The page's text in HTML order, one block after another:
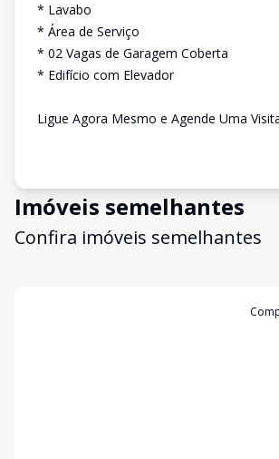
* Lavabo
* Área de Serviço
* 02 Vagas de Garagem Coberta
* Edifício com Elevador
Ligue Agora Mesmo e Agende Uma
Imóveis semelhantes
Confira imóveis semelhantes